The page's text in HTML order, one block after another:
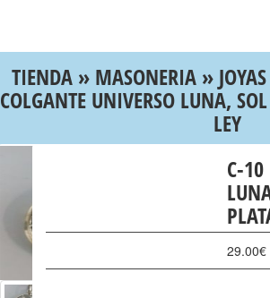
TIENDA» MASONERIA» JOYAS
COLGANTE UNIVERSO LUNA,
LEY
C-10
29.00€